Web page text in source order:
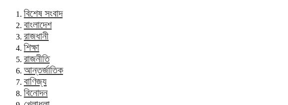
বিশেষ সংবাদ
বাংলাদেশ
রাজধানী
শিক্ষা
রাজনীতি
আন্তর্জাতিক
বাণিজ্য
বিনোদন